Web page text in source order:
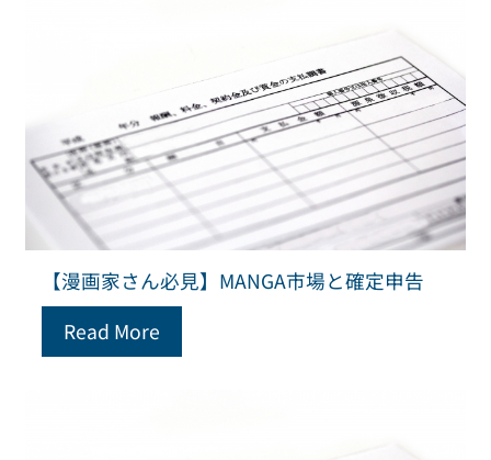
【漫画家さん必見】MANGA市場と確定申告
Read More